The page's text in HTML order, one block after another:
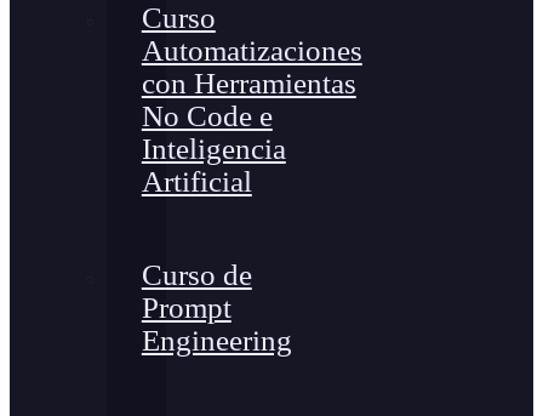
Curso
Automatizaciones
con Herramientas
No Code e
Inteligencia
Artificial
Curso de
Prompt
Engineering